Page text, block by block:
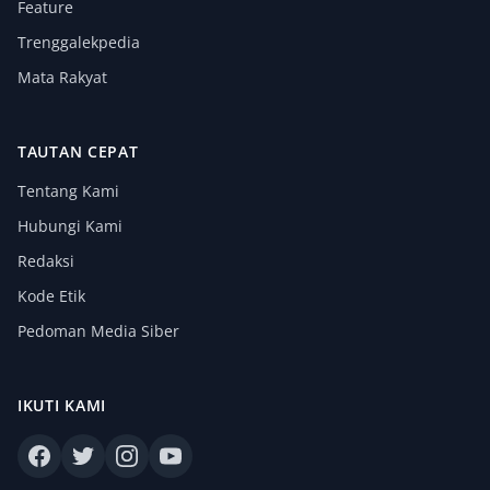
Feature
Trenggalekpedia
Mata Rakyat
TAUTAN CEPAT
Tentang Kami
Hubungi Kami
Redaksi
Kode Etik
Pedoman Media Siber
IKUTI KAMI